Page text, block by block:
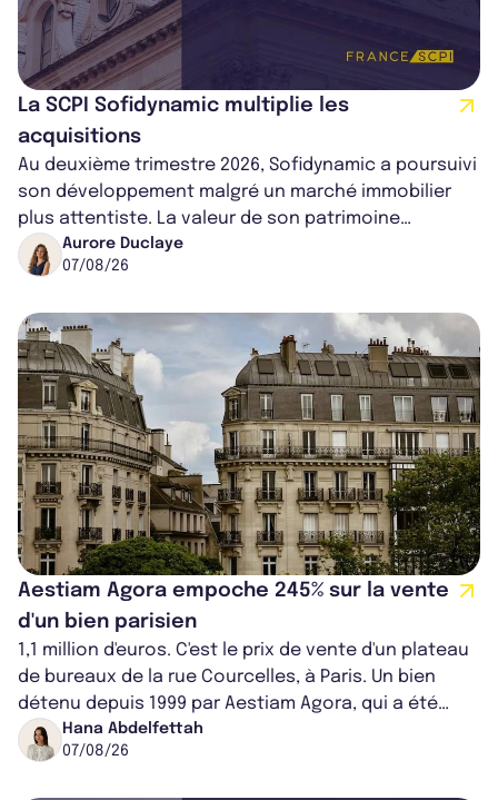
La SCPI Sofidynamic multiplie les
acquisitions
Au deuxième trimestre 2026, Sofidynamic a poursuivi
son développement malgré un marché immobilier
plus attentiste. La valeur de son patrimoine
progresse de 3,8% à périmètre constan...
Aurore Duclaye
07/08/26
Aestiam Agora empoche 245% sur la vente
d'un bien parisien
1,1 million d'euros. C'est le prix de vente d'un plateau
de bureaux de la rue Courcelles, à Paris. Un bien
détenu depuis 1999 par Aestiam Agora, qui a été
cédé avec une plus-value...
Hana Abdelfettah
07/08/26